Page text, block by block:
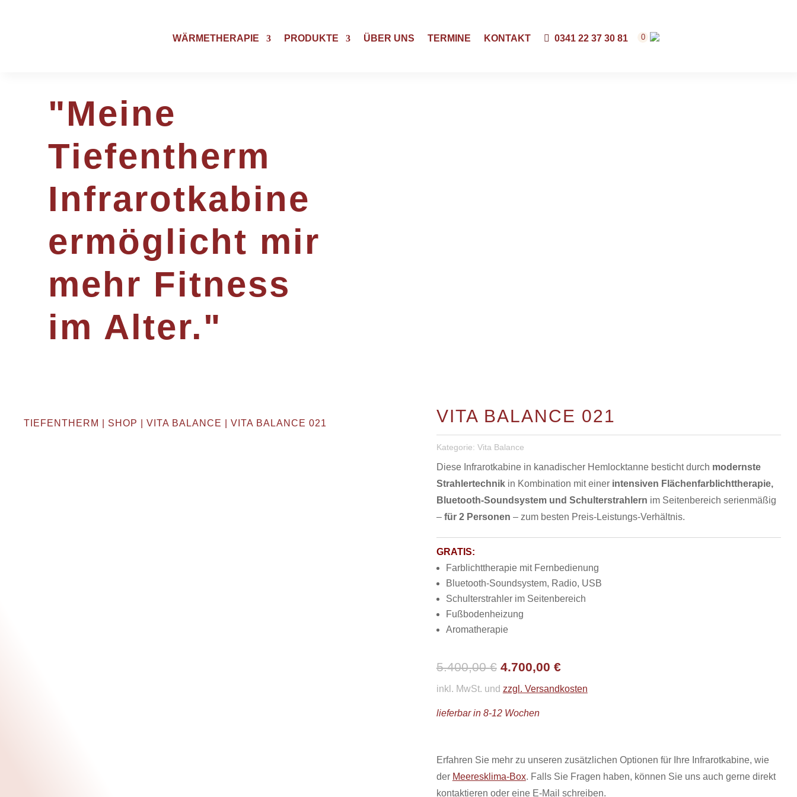
WÄRMETHERAPIE PRODUKTE ÜBER UNS TERMINE KONTAKT 0341 22 37 30 81 0
"Meine
Tiefentherm
Infrarotkabine
ermöglicht mir
mehr Fitness
im Alter."
TIEFENTHERM SHOP |VITA BALANCE | VITA BALANCE 021 VITA BALANCE 021
Kategorie: Vita Balance
Diese Infrarotkabine in kanadischer Hemlocktanne besticht durch modernste
Strahlertechnikin Kombination mit einer intensiven Flächenfarblichttherapie,
Bluetooth-Soundsystem und Schulterstrahlern im Seitenbereich serienmäßig
– für 2 Personen – zum besten Preis-Leistungs-Verhältnis.
GRATIS:
Farblichttherapie mit Fernbedienung
Bluetooth-Soundsystem, Radio, USB
Schulterstrahler im Seitenbereich
Fußbodenheizung
Aromatherapie
5.400,00€ Ursprünglicher
Preis
5.400,00 €
4.700,00 €Aktueller
Preis
inkl. MwSt. und zzgl. Versandkosten
lieferbar in 8-12 Wochen
Erfahren Sie mehr zu unseren zusätzlichen Optionen für Ihre Infrarotkabine, wie
der Meeresklima-Box. Falls Sie Fragen haben, können Sie uns auch gerne direkt
kontaktieren oder eine E-Mail schreiben.